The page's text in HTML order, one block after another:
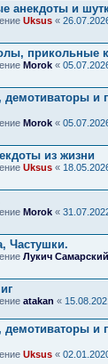
анекдоты и
Uksus «
прикольные
Morok «
демотиваторы и
Morok «
из жизни
Uksus «
Morok «
Частушки.
Лукич Самарский
atakan «
демотиваторы и
Uksus «